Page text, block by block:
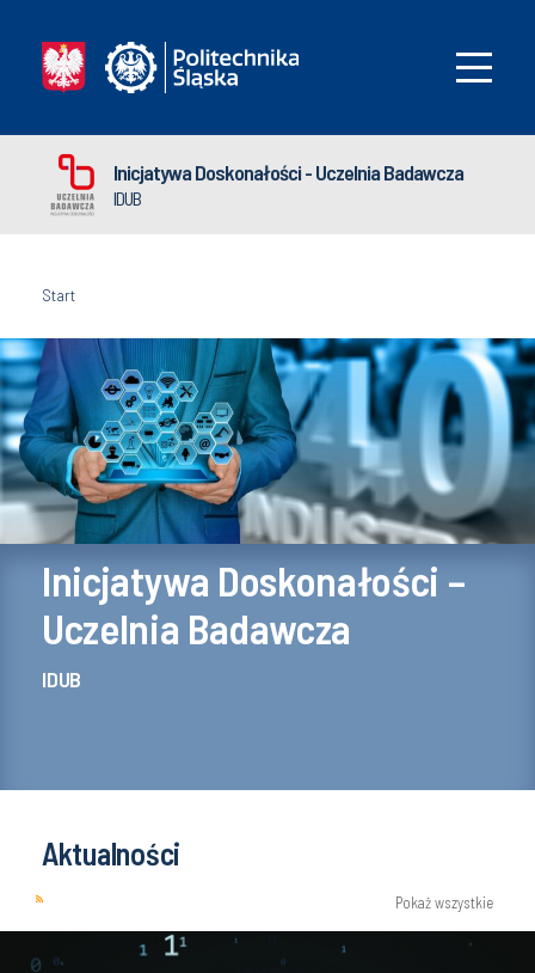
Inicjatywa Doskonałości - Uczelnia Badawcza
IDUB
Start
Inicjatywa Doskonałości –
Uczelnia Badawcza
IDUB
Aktualności
Pokaż wszystkie